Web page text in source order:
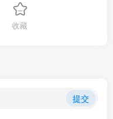
收藏
提交